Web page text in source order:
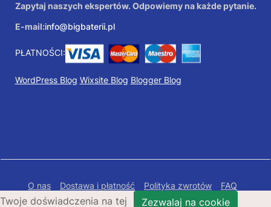
Zapytaj naszych ekspertów. Odpowiemy na każde pytanie.
E-mail:info@bigbaterii.pl
PŁATNOŚCI:
WordPress Blog Wixsite Blog Blogger Blog
O nas Dostawa i płatność Polityka zwrotów
FAQ
Polityka prywatności
Mapa Strony
Twoje doświadczenia na tej Zezwalaj na cookie